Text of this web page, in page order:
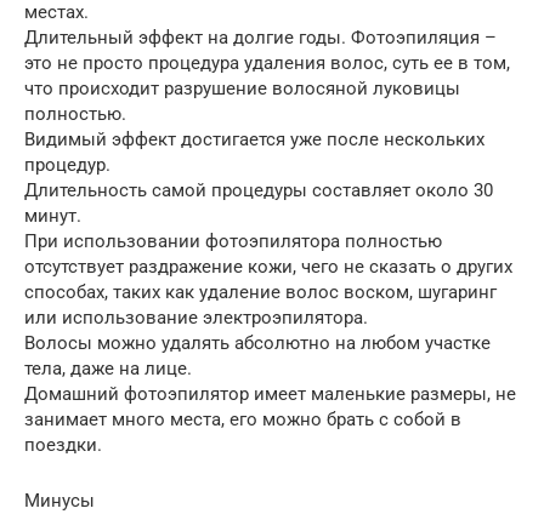
местах.
Длительный эффект на долгие годы. Фотоэпиляция –
это не просто процедура удаления волос, суть ее в том,
что происходит разрушение волосяной луковицы
полностью.
Видимый эффект достигается уже после нескольких
процедур.
Длительность самой процедуры составляет около 30
минут.
При использовании фотоэпилятора полностью
отсутствует раздражение кожи, чего не сказать о других
способах, таких как удаление волос воском, шугаринг
или использование электроэпилятора.
Волосы можно удалять абсолютно на любом участке
тела, даже на лице.
Домашний фотоэпилятор имеет маленькие размеры, не
занимает много места, его можно брать с собой в
поездки.
Минусы